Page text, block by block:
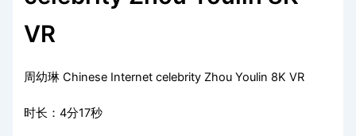
VR
周幼琳 Chinese Internet celebrity Zhou Youlin 8K VR
时长：4分17秒